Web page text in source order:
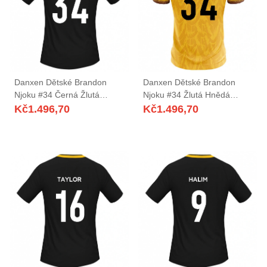
Danxen Dětské Brandon
Njoku #34 Černá Žlutá
Daleko Hráčské Dresy
Kč1.496,70
Danxen Dětské Brandon
Njoku #34 Žlutá Hnědá
Domů Hráčské Dresy
Kč1.496,70